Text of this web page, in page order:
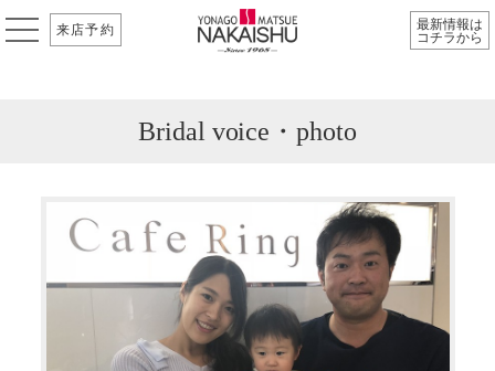
来店予約
最新情報は
コチラから
Bridal voice・photo